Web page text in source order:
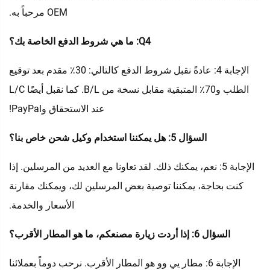
OEM مرحباً به.
Q4: ما هي شروط الدفع الخاصة بك؟
الإجابة 4: عادةً نقبل شروط الدفع كالتالي: 30٪ مقدم بعد توقيع
الطلب و70٪ المتبقية مقابل نسخة من B/L. كما نقبل أيضًا L/C
عند الاستحقاق وPayPal!
السؤال 5: هل يمكننا استخدام وكيل شحن خاص بنا؟
الإجابة 5: نعم، يمكنك ذلك. لقد تعاونا مع العديد من المرسلين. إذا
كنت بحاجة، يمكننا توصية بعض المرسلين لك، ويمكنك مقارنة
الأسعار والخدمة.
السؤال 6: إذا أردت زيارة مصنعكم، ما هو المطار الأقرب؟
الإجابة 6: مطار يي وو هو المطار الأقرب. نرحب دوماً بعملائنا